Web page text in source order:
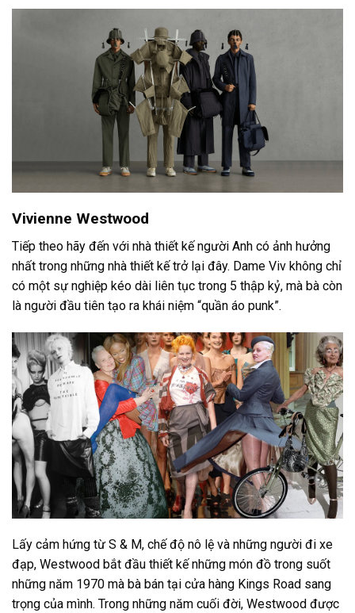
Vivienne Westwood
Tiếp theo hãy đến với nhà thiết kế người Anh có ảnh hưởng
nhất trong những nhà thiết kế trở lại đây. Dame Viv không chỉ
có một sự nghiệp kéo dài liên tục trong 5 thập kỷ, mà bà còn
là người đầu tiên tạo ra khái niệm “quần áo punk”.
Lấy cảm hứng từ S & M, chế độ nô lệ và những người đi xe
đạp, Westwood bắt đầu thiết kế những món đồ trong suốt
những năm 1970 mà bà bán tại cửa hàng Kings Road sang
trọng của mình. Trong những năm cuối đời, Westwood được